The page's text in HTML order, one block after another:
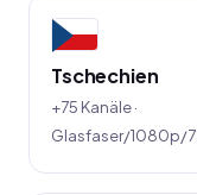
Tschechien
+75 Kanäle ·
Glasfaser/1080p/